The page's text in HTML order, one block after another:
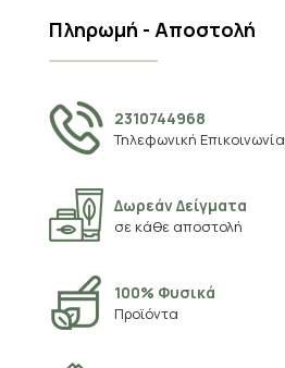
Πληρωμή - Αποστολή
2310744968
Τηλεφωνική Επικοινωνία
Δωρεάν Δείγματα
σε κάθε αποστολή
100% Φυσικά
Προϊόντα